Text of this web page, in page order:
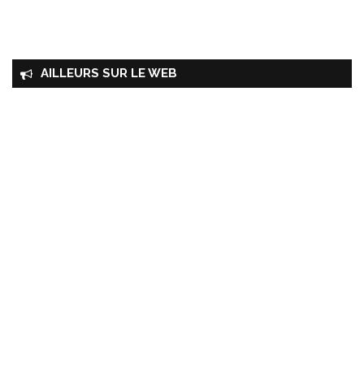
AILLEURS SUR LE WEB